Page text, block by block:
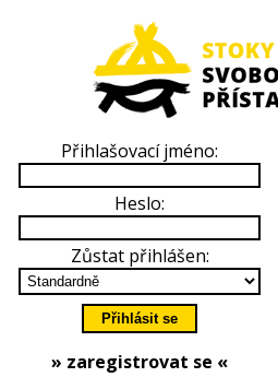
Přihlašovací jméno:
Heslo:
Zůstat přihlášen:
» zaregistrovat se «